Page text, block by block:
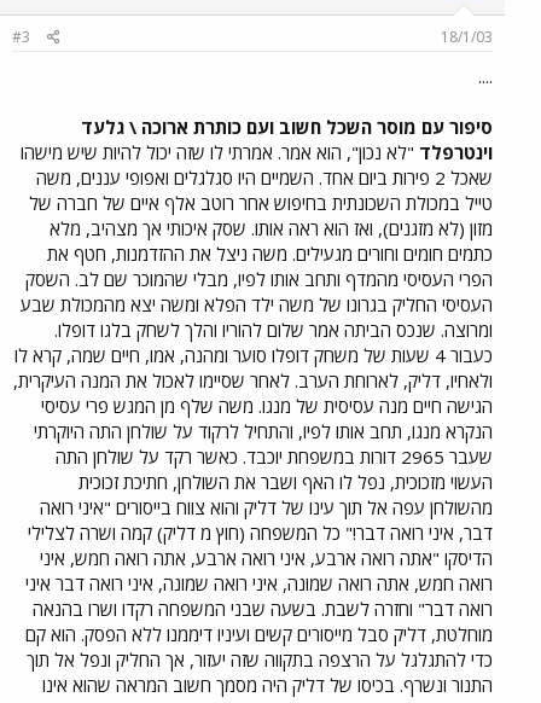
18/1/03
#3
....
סיפור עם מוסר השכל חשוב ועם כותרת ארוכה \ גלעד
וינטרפלד "לא נכון", הוא אמר. אמרתי לו שזה יכול להיות שיש מישהו
שאכל 2 פירות ביום אחד. השמיים היו סגלגלים ואפופי עננים, משה
טייל במכולת השכונתית בחיפוש אחר רוטב אלף איים של חברה של
מזון (לא מזגנים), ואז הוא ראה אותו. שסק איכותי אך מצהיב, מלא
כתמים חומים וחורים מגעילים. משה ניצל את ההזדמנות, חטף את
הפרי העסיסי מהמדף ותחב אותו לפיו, מבלי שהמוכר שם לב. השסק
העסיסי החליק בגרונו של משה ילד הפלא ומשה יצא מהמכולת שבע
ומרוצה. שנכס הביתה אמר שלום להוריו והלך לשחק בלגו דופלו.
כעבור 4 שעות של משחק דופלו סוער ומהנה, אמו, חיים שמה, קרא לו
ולאחיו, דליק, לארוחת הערב. לאחר שסיימו לאכול את המנה העיקרית,
הגישה חיים מנה עסיסית של מנגו. משה שלף מן המגש פרי עסיסי
הנקרא מנגו, תחב אותו לפיו, והתחיל לרקוד על שולחן התה היוקרתי
שעבר 2965 דורות במשפחת יוכבד. כאשר רקד על שולחן התה
העשוי מזכוכית, נפל לו האף ושבר את השולחן, חתיכת זכוכית
מהשולחן עפה אל תוך עינו של דליק והוא צווח בייסורים "איני רואה
דבר, איני רואה דבר!" כל המשפחה (חוץ מ דליק) קמה ושרה לצלילי
הדיסקו "אתה רואה ארבע, איני רואה ארבע, אתה רואה חמש, איני
רואה חמש, אתה רואה שמונה, איני רואה שמונה, איני רואה דבר איני
רואה דבר" וחזרה לשבת. בשעה שבני המשפחה רקדו ושרו בהנאה
מוחלטת, דליק סבל מייסורים קשים ועיניו דיממנו ללא הפסק. הוא קם
כדי להתגלגל על הרצפה בתקווה שזה יעזור, אך החליק ונפל אל תוך
התנור ונשרף. בכיסו של דליק היה מסמך חשוב המראה שהוא אינו